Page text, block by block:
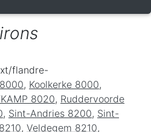
flandre-
, Koolkerke 8000,
8020, Ruddervoorde
, Sint-Andries 8200, Sint-
, Veldegem 8210,